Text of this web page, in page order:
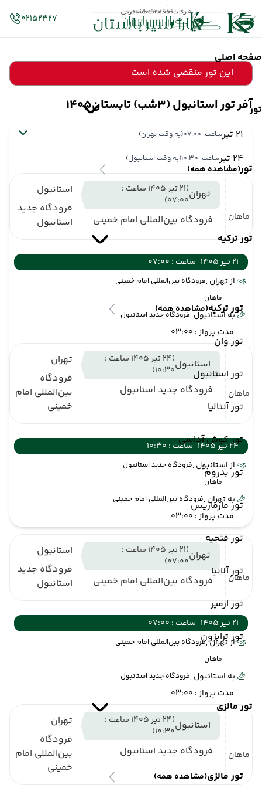
صفحه اصلی
تور
تور(مشاهده همه)
تور ترکیه
تور ترکیه(مشاهده همه)
تور وان
تور استانبول
تور آنتالیا
تور کوش آداسی
تور بدروم
تور مارماریس
تور فتحیه
تور آلانیا
تور ازمیر
تور ترابزون
تور مالزی
تور مالزی(مشاهده همه)
02152327
این تور منقضی شده است
آفر تور استانبول (3شب) تابستان1405
21 تیر ساعت: 07:00 (به وقت تهران)
24 تیر ساعت: 10:30 (به وقت استانبول)
ماهان
تهران
(21 تیر 1405 ساعت :
07:00)
فرودگاه بین‌المللی امام خمینی
استانبول
فرودگاه جدید
استانبول
21 تیر 1405
ساعت : 07:00
از تهران ,فرودگاه بین‌المللی امام خمینی
ماهان
به استانبول ,فرودگاه جدید استانبول
مدت پرواز : 03:00
ماهان
استانبول
(24 تیر 1405 ساعت :
10:30)
فرودگاه جدید استانبول
تهران
فرودگاه
بین‌المللی امام
خمینی
24 تیر 1405
ساعت : 10:30
از استانبول ,فرودگاه جدید استانبول
ماهان
به تهران ,فرودگاه بین‌المللی امام خمینی
مدت پرواز : 03:00
ماهان
تهران
(21 تیر 1405 ساعت :
07:00)
فرودگاه بین‌المللی امام خمینی
استانبول
فرودگاه جدید
استانبول
21 تیر 1405
ساعت : 07:00
از تهران ,فرودگاه بین‌المللی امام خمینی
ماهان
به استانبول ,فرودگاه جدید استانبول
مدت پرواز : 03:00
ماهان
استانبول
(24 تیر 1405 ساعت :
10:30)
فرودگاه جدید استانبول
تهران
فرودگاه
بین‌المللی امام
خمینی